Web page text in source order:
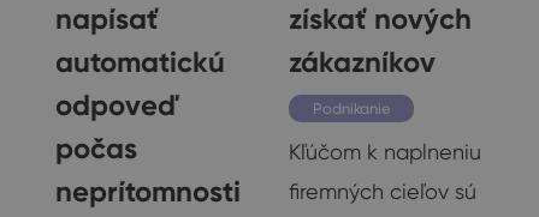
napísať
automatickú
odpoveď
počas
neprítomnosti
získať nových
zákazníkov
Podnikanie
Kľúčom k naplneniu
firemných cieľov sú